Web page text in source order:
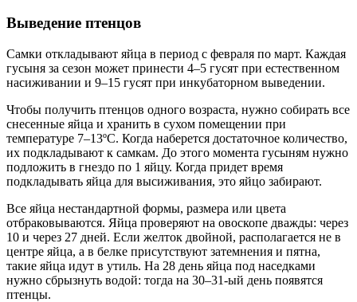
Выведение птенцов
Самки откладывают яйца в период с февраля по март. Каждая
гусыня за сезон может принести 4–5 гусят при естественном
насиживании и 9–15 гусят при инкубаторном выведении.
Чтобы получить птенцов одного возраста, нужно собирать все
снесенные яйца и хранить в сухом помещении при
температуре 7–13ºС. Когда наберется достаточное количество,
их подкладывают к самкам. До этого момента гусыням нужно
подложить в гнездо по 1 яйцу. Когда придет время
подкладывать яйца для высиживания, это яйцо забирают.
Все яйца нестандартной формы, размера или цвета
отбраковываются. Яйца проверяют на овоскопе дважды: через
10 и через 27 дней. Если желток двойной, располагается не в
центре яйца, а в белке присутствуют затемнения и пятна,
такие яйца идут в утиль. На 28 день яйца под наседками
нужно сбрызнуть водой: тогда на 30–31-ый день появятся
птенцы.